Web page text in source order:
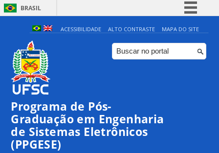
BRASIL
Simplifique!
Comunica BR
Participe
ACESSIBILIDADE ALTO CONTRASTE MAPA DO SITE
Programa de Pós-
Graduação em Engenharia
de Sistemas Eletrônicos
(PPGESE)